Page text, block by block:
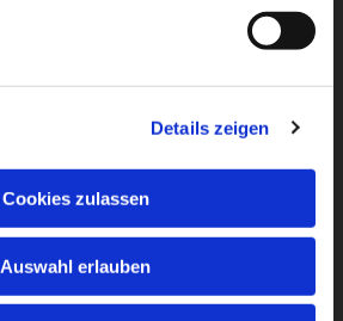
Details zeigen
Cookies zulassen
Auswahl erlauben